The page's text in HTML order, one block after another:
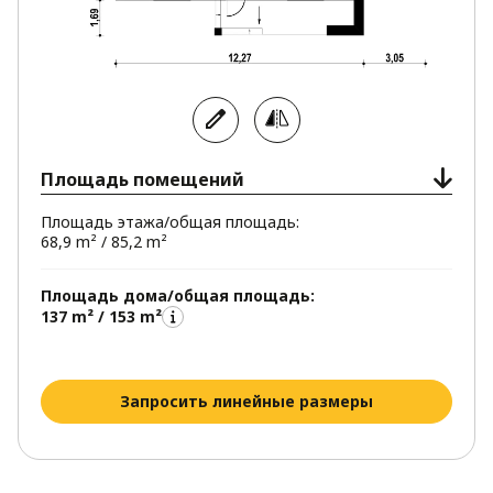
Площадь помещений
Площадь этажа/общая площадь:
68,9 m² / 85,2 m²
Площадь дома/общая площадь:
137 m² / 153 m²
Запросить линейные размеры